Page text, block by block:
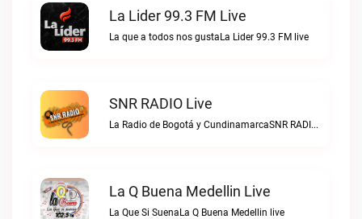
La Lider 99.3 FM Live
La que a todos nos gustaLa Lider 99.3 FM live
SNR RADIO Live
La Radio de Bogotá y CundinamarcaSNR RADIO live
La Q Buena Medellin Live
La Que Si SuenaLa Q Buena Medellin live